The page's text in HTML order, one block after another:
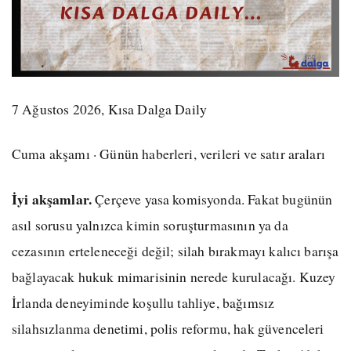
7 Ağustos 2026, Kısa Dalga Daily
Cuma akşamı · Günün haberleri, verileri ve satır araları
İyi akşamlar.Çerçeve yasa komisyonda. Fakat bugünün
asıl sorusu yalnızca kimin soruşturmasının ya da
cezasının erteleneceği değil; silah bırakmayı kalıcı barışa
bağlayacak hukuk mimarisinin nerede kurulacağı. Kuzey
İrlanda deneyiminde koşullu tahliye, bağımsız
silahsızlanma denetimi, polis reformu, hak güvenceleri